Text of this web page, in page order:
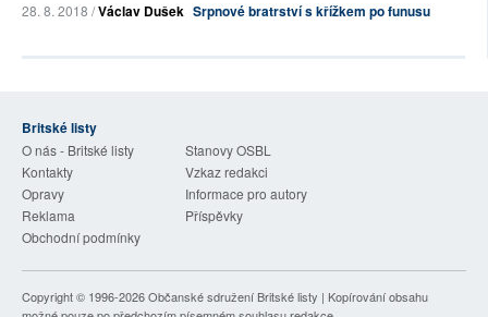
28. 8. 2018 /Václav Dušek Srpnové bratrství s křížkem po funusu
Britské listy
O nás - Britské listy
Stanovy OSBL
Kontakty
Vzkaz redakci
Opravy
Informace pro autory
Reklama
Příspěvky
Obchodní podmínky
Copyright © 1996-2026Občanské sdružení Britské listy | Kopírování obsahu